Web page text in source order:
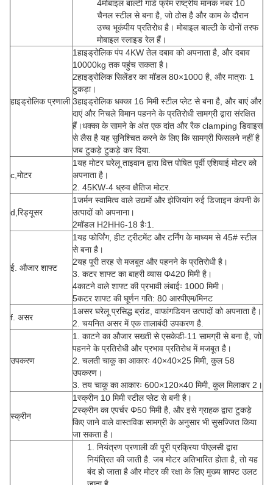
4मोबाइल बाल्टी गार्ड फ्रेम राष्ट्रीय मानक नंबर 10
चैनल स्टील से बना है, जो ठोस है और काम के दौरान
उच्च भूकंपीय प्रतिरोध है। मोबाइल बाल्टी के दोनों तरफ
मोबाइल स्लाइड रेल हैं।
हाइड्रोलिक प्रणाली
1हाइड्रोलिक पंप 4KW तेल दबाव को अपनाता है, और दबाव
10000kg तक पहुंच सकता है।
2हाइड्रोलिक सिलेंडर का मॉडल 80×1000 है, और मात्राः 1
टुकड़ा।
3हाइड्रोलिक धक्का 16 मिमी स्टील प्लेट से बना है, और बाएं और
दाएं और निचले विमान पहनने के प्रतिरोधी सामग्री द्वारा संरक्षित
हैं।धक्का के सामने के अंत एक दांत और रैक clamping डिवाइस
से लैस है यह सुनिश्चित करने के लिए कि सामग्री फिसलने नहीं है
जब टुकड़े टुकड़े कर दिया.
c,मोटर
1यह मोटर घरेलू ताइवान द्वारा वित्त पोषित पूर्वी एशियाई मोटर को
अपनाता है।
2. 45KW-4 ध्रुव क्षैतिज मोटर.
d,रिड्यूसर
1जर्मन स्वामित्व वाले उद्यमों और झेजियांग रुई डिजाइन कंपनी के
उत्पादों को अपनाना।
2मॉडल H2HH6-18 हैः1.
ई. औजार शाफ्ट
1यह फोर्जिंग, हीट ट्रीटमेंट और टर्निंग के माध्यम से 45# स्टील
से बना है।
2यह पूरी तरह से मजबूत और पहनने के प्रतिरोधी है।
3. कटर शाफ्ट का बाहरी व्यास Φ420 मिमी है।
4काटने वाले शाफ्ट की प्रभावी लंबाईः 1000 मिमी।
5कटर शाफ्ट की घूर्णन गति: 80 आरपीएम/मिनट
f. असर
1असर घरेलू प्रसिद्ध ब्रांड, वाफांगडियन उत्पादों को अपनाता है।
2. चयनित असर में एक तालाबंदी उपकरण है.
उपकरण
1. काटने का औजार सख्ती से एसकेडी-11 सामग्री से बना है, जो
पहनने के प्रतिरोधी और प्रभाव प्रतिरोध में मजबूत है।
2. चलती चाकू का आकारः 40×40×25 मिमी, कुल 58
उपकरण।
3. तय चाकू का आकारः 600×120×40 मिमी, कुल मिलाकर 2।
स्क्रीन
1स्क्रीन 10 मिमी स्टील प्लेट से बनी है।
2स्क्रीन का एपर्चर Φ50 मिमी है, और इसे ग्राहक द्वारा टुकड़े
किए जाने वाले वास्तविक सामग्री के अनुसार भी सुसज्जित किया
जा सकता है।
1. नियंत्रण प्रणाली की पूरी प्रक्रिया पीएलसी द्वारा
नियंत्रित की जाती है. जब मोटर अतिभारित होता है, तो यह
बंद हो जाता है और मोटर की रक्षा के लिए मुख्य शाफ्ट उलट